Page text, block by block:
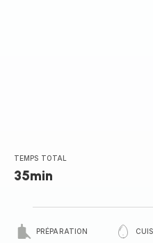
TEMPS TOTAL
35min
PRÉPARATION